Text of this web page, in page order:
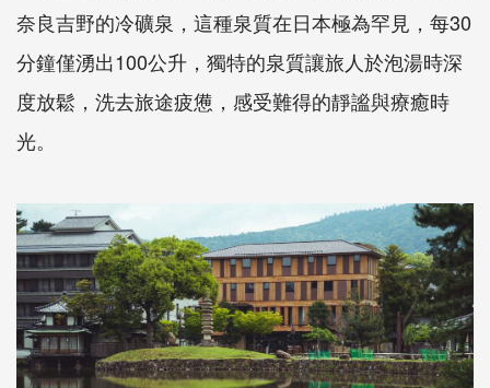
奈良吉野的冷礦泉，這種泉質在日本極為罕見，每30
分鐘僅湧出100公升，獨特的泉質讓旅人於泡湯時深
度放鬆，洗去旅途疲憊，感受難得的靜謐與療癒時
光。